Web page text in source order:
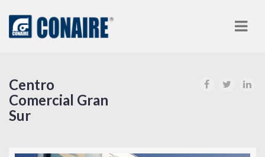
Centro
Comercial Gran
Sur